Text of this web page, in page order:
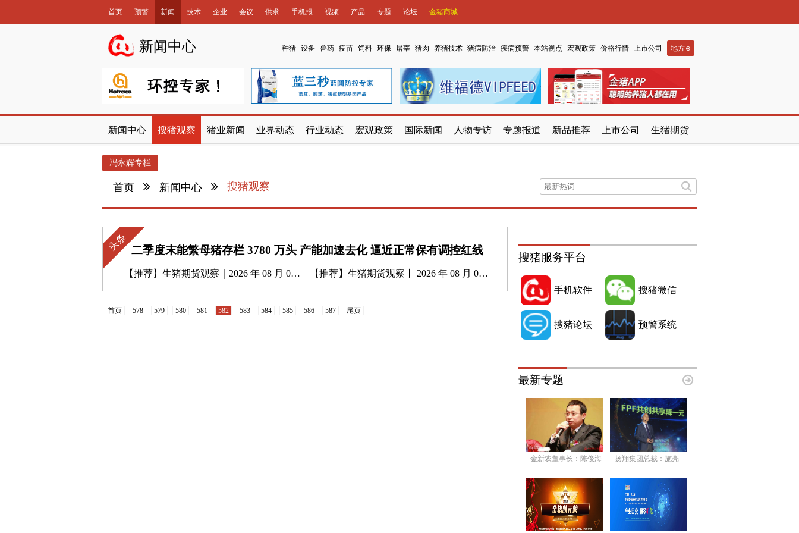
首页 预警 新闻 技术 企业 会议 供求 手机报 视频 产品 专题 论坛 金猪商城
数据库
新闻中心 种猪 设备 兽药 疫苗 饲料 环保 屠宰 猪肉 养猪技术 猪病防治 疾病预警 本站视点 宏观政策 价格行情 上市公司 地方
新闻中心 搜猪观察 猪业新闻 业界动态 行业动态 宏观政策 国际新闻 人物专访 专题报道 新品推荐 上市公司 生猪期货
冯永辉专栏
首页 新闻中心 搜猪观察
头条 二季度末能繁母猪存栏 3780 万头 产能加速去化 逼近正常保有调控红线
【推荐】 生猪期货观察｜2026 年 08 月 05 日 【推荐】 生猪期货观察丨 2026 年 08 月 03 日
首页 578 579 580 581 582 583 584 585 586 587 尾页
搜猪服务平台
手机软件 搜猪微信
搜猪论坛 预警系统
最新专题
金新农董事长：陈俊海 扬翔集团总裁：施亮